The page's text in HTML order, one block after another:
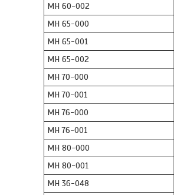
МН 60-002
МН 65-000
МН 65-001
МН 65-002
МН 70-000
МН 70-001
МН 76-000
МН 76-001
МН 80-000
МН 80-001
МН 36-048